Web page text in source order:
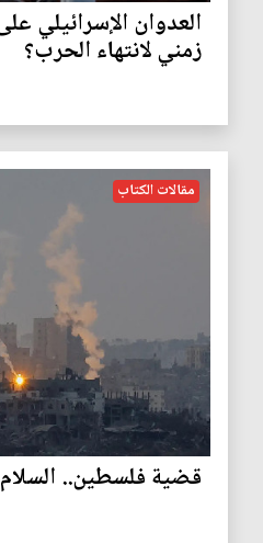
العدوان الإسرائيلي
زمني لانتهاء الحرب؟
مقالات الكتاب
قضية فلسطين..